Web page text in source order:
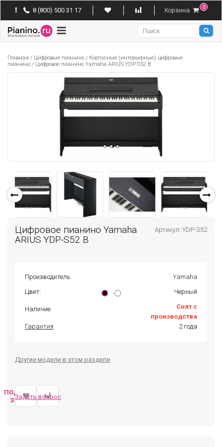
8 (800) 500 31 17 Корзина 0
Pianino
Главная / Цифровые пианино / Корпусные (интерьерные) цифровые
пианино / Цифровое пианино Yamaha ARIUS YDP-S52 B
Цифровое пианино Yamaha
ARIUS YDP-S52 B
Артикул: YDP-S52
Производитель
Yamaha
Цвет:
Черный
Наличие
Снят с
производства
Гарантия
2 года
Другие модели в этом разделе
ПОДОБРАТЬ
ЗАМЕНУ
Задать вопрос